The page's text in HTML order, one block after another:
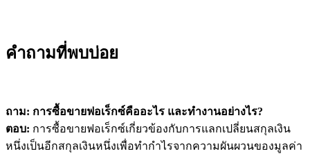
คำถามที่พบบ่อย
ถาม: การซื้อขายฟอเร็กซ์คืออะไร และทำงานอย่างไร?
ตอบ: การซื้อขายฟอเร็กซ์เกี่ยวข้องกับการแลกเปลี่ยนสกุลเงิน
หนึ่งเป็นอีกสกุลเงินหนึ่งเพื่อทำกำไรจากความผันผวนของมูลค่า